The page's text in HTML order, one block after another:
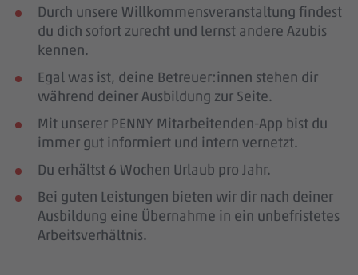
Durch unsere Willkommensveranstaltung findest
du dich sofort zurecht und lernst andere Azubis
kennen.
Egal was ist, deine Betreuer:innen stehen dir
während deiner Ausbildung zur Seite.
Mit unserer PENNY Mitarbeitenden-App bist du
immer gut informiert und intern vernetzt.
Du erhältst 6 Wochen Urlaub pro Jahr.
Bei guten Leistungen bieten wir dir nach deiner
Ausbildung eine Übernahme in ein unbefristetes
Arbeitsverhältnis.